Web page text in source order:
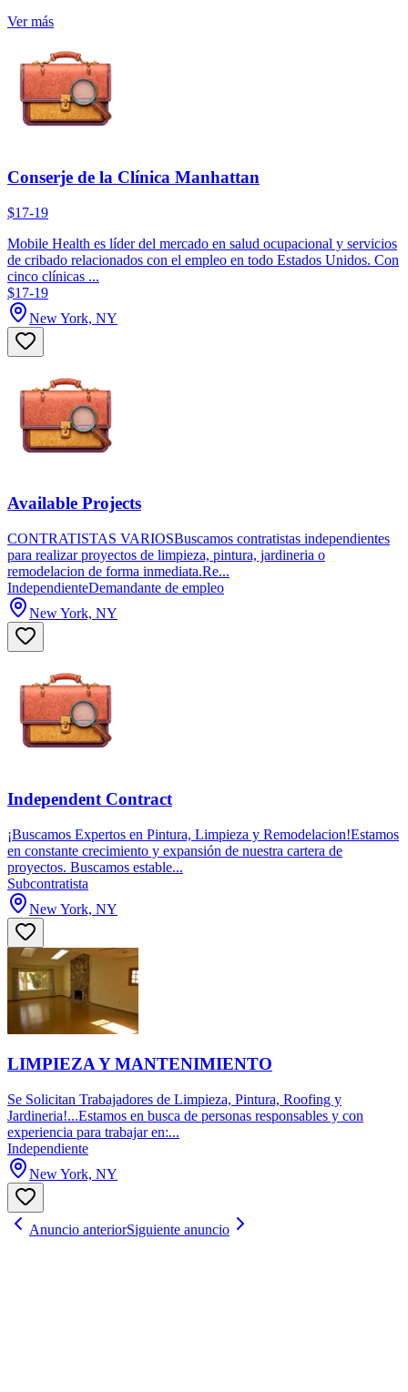
Ver más
Conserje de la Clínica Manhattan
$17-19
Mobile Health es líder del mercado en salud ocupacional y servicios
de cribado relacionados con el empleo en todo Estados Unidos. Con
cinco clínicas ...
$17-19
New York, NY
Available Projects
CONTRATISTAS VARIOSBuscamos contratistas independientes
para realizar proyectos de limpieza, pintura, jardineria o
remodelacion de forma inmediata.Re...
IndependienteDemandante de empleo
New York, NY
Independent Contract
¡Buscamos Expertos en Pintura, Limpieza y Remodelacion!Estamos
en constante crecimiento y expansión de nuestra cartera de
proyectos. Buscamos estable...
Subcontratista
New York, NY
LIMPIEZA Y MANTENIMIENTO
Se Solicitan Trabajadores de Limpieza, Pintura, Roofing y
Jardineria!...Estamos en busca de personas responsables y con
experiencia para trabajar en:...
Independiente
New York, NY
Anuncio anteriorSiguiente anuncio